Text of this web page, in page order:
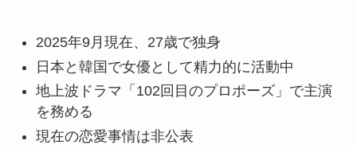
2025年9月現在、27歳で独身
日本と韓国で女優として精力的に活動中
地上波ドラマ「102回目のプロポーズ」で主演
を務める
現在の恋愛事情は非公表